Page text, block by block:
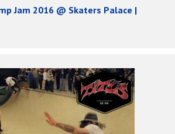
Jam 2016 @ Skaters Palace |